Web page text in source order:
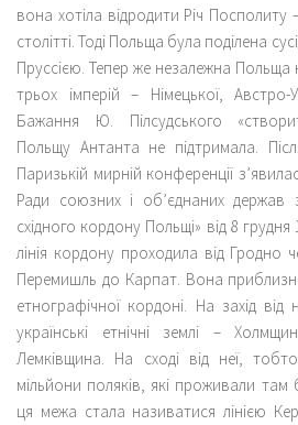
вона хотіла відродити Річ Посполиту
столітті. Тоді Польща була поділена
Пруссією. Тепер же незалежна Польща
трьох імперій – Німецької, Австро-
Бажання Ю. Пілсудського
Польщу Антанта не підтримала.
Паризькій мирній конференції
Ради союзних і об’єднаних держав
східного кордону Польщі» від 8
лінія кордону проходила від Гродно
Перемишль до Карпат. Вона
етнографічної кордоні. На захід
українські етнічні землі –
Лемківщина. На сході від неї,
мільйони поляків, які проживали
ця межа стала називатися лінією